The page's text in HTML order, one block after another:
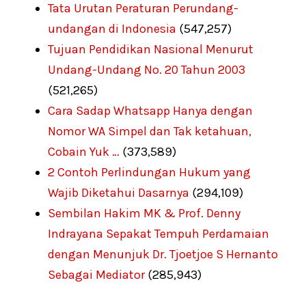
Tata Urutan Peraturan Perundang-
undangan di Indonesia (547,257)
Tujuan Pendidikan Nasional Menurut
Undang-Undang No. 20 Tahun 2003
(521,265)
Cara Sadap Whatsapp Hanya dengan
Nomor WA Simpel dan Tak ketahuan,
Cobain Yuk … (373,589)
2 Contoh Perlindungan Hukum yang
Wajib Diketahui Dasarnya (294,109)
Sembilan Hakim MK & Prof. Denny
Indrayana Sepakat Tempuh Perdamaian
dengan Menunjuk Dr. Tjoetjoe S Hernanto
Sebagai Mediator (285,943)